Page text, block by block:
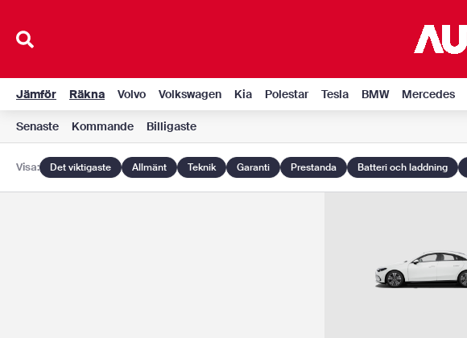
innehåll
Jämför Räkna Volvo Volkswagen Kia Polestar Tesla BMW Mercedes
Senaste Kommande Billigaste
Visa: Det viktigaste Allmänt Teknik Garanti Prestanda Batteri och laddning